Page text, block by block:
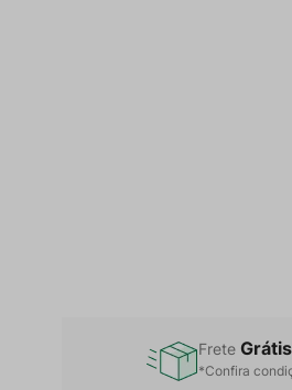
Frete Grátis
*Confira